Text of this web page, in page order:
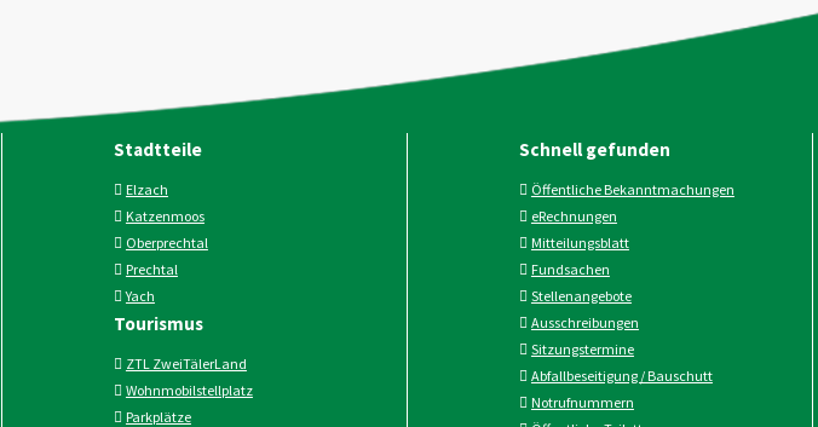
Stadtteile
Elzach
Katzenmoos
Oberprechtal
Prechtal
Yach
Tourismus
ZTL ZweiTälerLand
Wohnmobilstellplatz
Parkplätze
Schnell gefunden
Öffentliche Bekanntmachungen
eRechnungen
Mitteilungsblatt
Fundsachen
Stellenangebote
Ausschreibungen
Sitzungstermine
Abfallbeseitigung / Bauschutt
Notrufnummern